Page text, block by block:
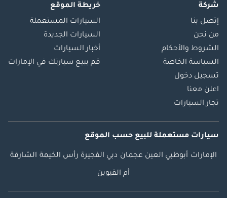
شركة
إتصل بنا
من نحن
الشروط والأحكام
السياسة الخاصة
تسجيل دخول
اعلن معنا
تجار السيارات
خريطة الموقع
السيارات المستعملة
السيارات الجديدة
أخبار السيارات
قم ببيع سيارتك في الإمارات
سيارات مستعملة للبيع حسب الموقع
الإمارات أبوظبي العين عجمان دبي الفجيرة رأس الخيمة الشارقة
أم القيوين